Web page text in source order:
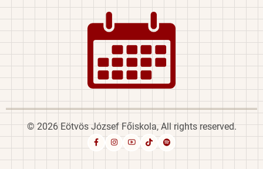
Image
© 2026 Eötvös József Főiskola, All rights reserved.